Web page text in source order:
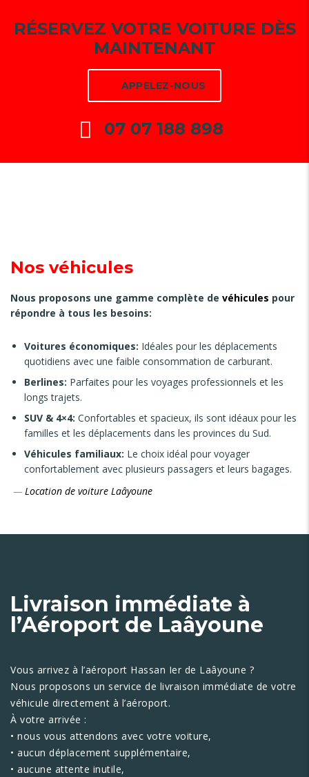
RÉSERVEZ VOTRE VOITURE DÈS
MAINTENANT
APPELEZ-NOUS
07 07 188 898
Nos véhicules
Nous proposons une gamme complète de véhicules pour
répondre à tous les besoins:
Voitures économiques: Idéales pour les déplacements
quotidiens avec une faible consommation de carburant.
Berlines: Parfaites pour les voyages professionnels et les
longs trajets.
SUV & 4×4: Confortables et spacieux, ils sont idéaux pour les
familles et les déplacements dans les provinces du Sud.
Véhicules familiaux: Le choix idéal pour voyager
confortablement avec plusieurs passagers et leurs bagages.
— Location de voiture Laâyoune
Livraison immédiate à
l’Aéroport de Laâyoune
Vous arrivez à l’aéroport Hassan Ier de Laâyoune ?
Nous proposons un service de livraison immédiate de votre
véhicule directement à l’aéroport.
À votre arrivée :
• nous vous attendons avec votre voiture,
• aucun déplacement supplémentaire,
• aucune attente inutile,